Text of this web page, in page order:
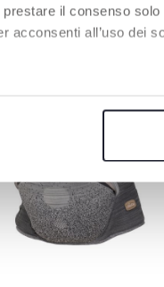
il consenso
acconsenti all’uso dei